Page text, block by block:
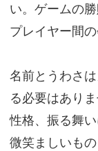
い。ゲームの
プレイヤー間
名前とうわさ
る必要はあり
性格、振る舞
微笑ましいも